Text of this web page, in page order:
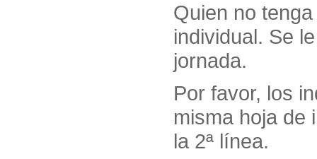
Quien no
individual. Se
jornada.
Por favor, los
misma hoja de
la 2ª línea.